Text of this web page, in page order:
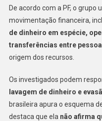
De acordo com a PF, o
movimentação financeira,
de dinheiro em espécie,
transferências entre
origem dos recursos.
Os investigados podem
lavagem de dinheiro e
brasileira apura o esquema
destaca que ela não afirma